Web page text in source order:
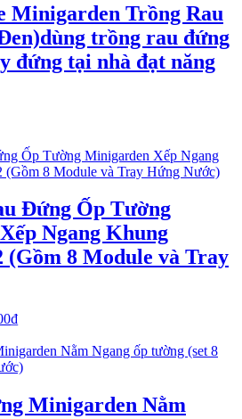
Minigarden Trồng Rau
trồng rau đứng
đứng tại nhà đạt năng
Đứng Ốp Tường
Ngang Khung
(Gồm 8 Module và Tray
₫
Minigarden Nằm